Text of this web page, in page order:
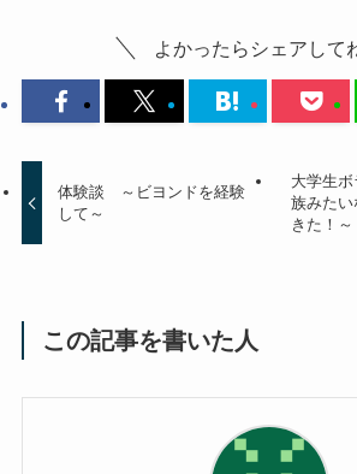
よかったらシェアして
体験談 ～ビヨンドを経験
して～
大学生
族みた
きた！～
この記事を書いた人